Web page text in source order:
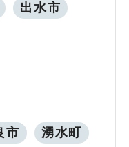
出水市
市 湧水町